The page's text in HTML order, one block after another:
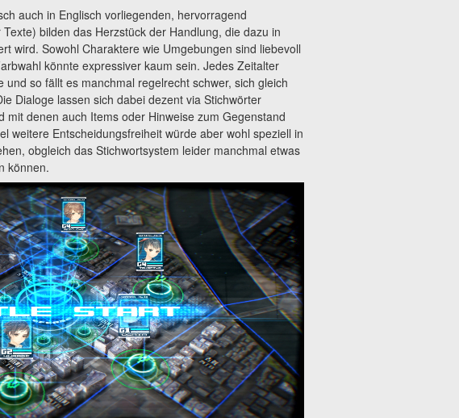
auch in Englisch vorliegenden, hervorragend
bilden das Herzstück der Handlung, die dazu in
wird. Sowohl Charaktere wie Umgebungen sind liebevoll
könnte expressiver kaum sein. Jedes Zeitalter
so fällt es manchmal regelrecht schwer, sich gleich
Dialoge lassen sich dabei dezent via Stichwörter
mit denen auch Items oder Hinweise zum Gegenstand
weitere Entscheidungsfreiheit würde aber wohl speziell in
obgleich das Stichwortsystem leider manchmal etwas
können.